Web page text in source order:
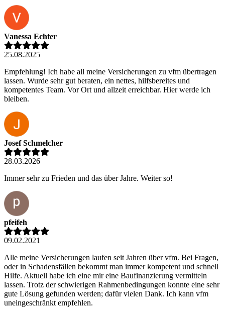
Vanessa Echter
25.08.2025
Empfehlung! Ich habe all meine Versicherungen zu vfm übertragen
lassen. Wurde sehr gut beraten, ein nettes, hilfsbereites und
kompetentes Team. Vor Ort und allzeit erreichbar. Hier werde ich
bleiben.
Josef Schmelcher
28.03.2026
Immer sehr zu Frieden und das über Jahre. Weiter so!
pfeifeh
09.02.2021
Alle meine Versicherungen laufen seit Jahren über vfm. Bei Fragen,
oder in Schadensfällen bekommt man immer kompetent und schnell
Hilfe. Aktuell habe ich eine mir eine Baufinanzierung vermitteln
lassen. Trotz der schwierigen Rahmenbedingungen konnte eine sehr
gute Lösung gefunden werden; dafür vielen Dank. Ich kann vfm
uneingeschränkt empfehlen.